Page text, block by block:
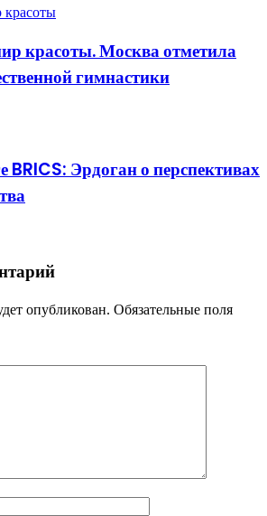
красоты. Москва отметила
гимнастики
BRICS: Эрдоган о перспективах
опубликован. Обязательные поля